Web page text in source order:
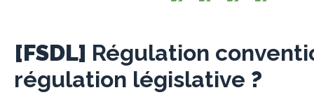
[FSDL] Régulation
régulation législative ?